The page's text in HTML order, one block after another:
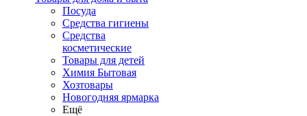
Посуда
Средства гигиены
Средства
косметические
Товары для детей
Химия Бытовая
Хозтовары
Новогодняя ярмарка
Ещё